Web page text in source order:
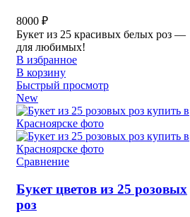
8000 ₽
Букет из 25 красивых белых роз —
для любимых!
В избранное
В корзину
Быстрый просмотр
New
Сравнение
Букет цветов из 25 розовых
роз